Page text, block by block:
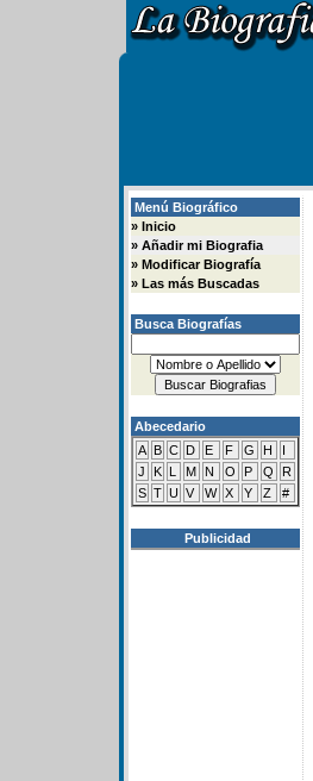
Menú Biográfico
» Inicio
» Añadir mi Biografia
» Modificar Biografía
» Las más Buscadas
Busca Biografías
Abecedario
A B C D E F G H
I
J
K L M N O P Q
R
S T U V W X Y Z #
Publicidad